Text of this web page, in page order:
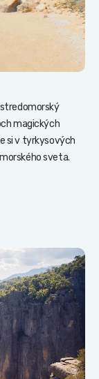
stredomorský
magických
si v tyrkysových
sveta.